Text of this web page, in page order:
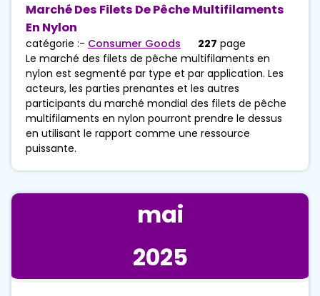
Marché Des Filets De Pêche Multifilaments
En Nylon
catégorie :- Consumer Goods 227 page
Le marché des filets de pêche multifilaments en
nylon est segmenté par type et par application. Les
acteurs, les parties prenantes et les autres
participants du marché mondial des filets de pêche
multifilaments en nylon pourront prendre le dessus
en utilisant le rapport comme une ressource
puissante.
mai
2025